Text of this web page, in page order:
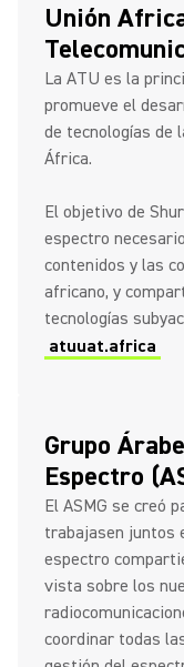
Unión
La ATU es la
promueve el
de tecnologías de
África.
El objetivo de
espectro
contenidos y las
africano, y
tecnologías
atuuat.africa
Grupo
Espectro
El ASMG se creó
trabajasen juntos
espectro
vista sobre los
coordinar todas